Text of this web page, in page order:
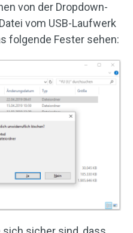
von der Dropdown-
vom USB-Laufwerk
folgende Fester sehen: